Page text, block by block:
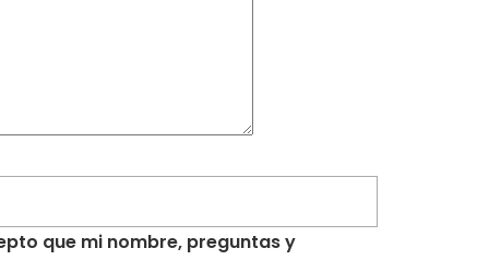
que mi nombre, preguntas y